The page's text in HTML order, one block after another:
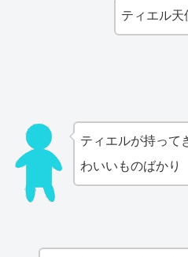
ティエル天
ティエルが持って
わいいものばかり